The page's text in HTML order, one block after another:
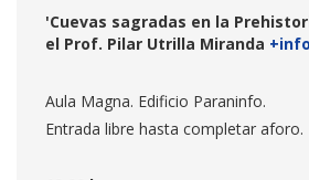
'Cuevas sagradas en la
el Prof. Pilar Utrilla Miranda +info
Aula Magna. Edificio Paraninfo.
Entrada libre hasta completar aforo.